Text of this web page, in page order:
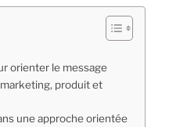
orienter le message
produit et
une approche orientée